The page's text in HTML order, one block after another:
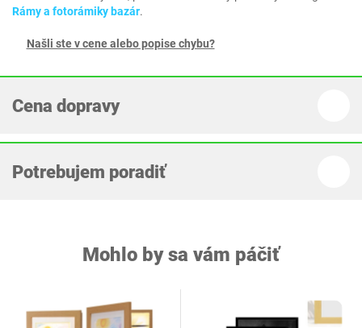
Rámy a fotorámiky bazár.
Našli ste v cene alebo popise chybu?
Cena dopravy
Potrebujem poradiť
Mohlo by sa vám páčiť